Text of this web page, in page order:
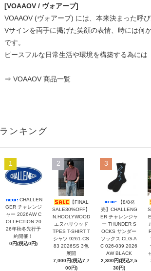
[VOAAOV / ヴォアーブ]
VOAAOV (ヴォアーブ) には、本来決まった呼び
Vサインを両手に掲げた笑顔の表情、時には何
です。
ピースフルな日常生活や環境を構築する為に
⇒ VOAAOV 商品一覧
ランキング
1
CHALLEN
GER チャレンジ
ャー 2026AW C
OLLECTION 20
26年秋冬先行予
約開催！
0円(税込0円)
2
【FINAL
SALE30%OFF】
N.HOOLYWOOD
エヌハリウッド
TPES T-SHIRT T
シャツ 9261-CS
83 2026SS 3色
展開
7,000円(税込7,7
00円)
3
【8/8発
売】CHALLENG
ER チャレンジャ
ー THUNDER S
OCKS サンダー
ソックス CLG-A
C 026-039 2026
AW BLACK
2,300円(税込2,5
30円)